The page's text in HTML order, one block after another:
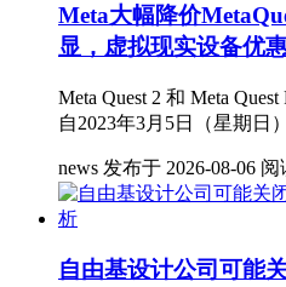
Meta大幅降价
显，虚拟现实设备优
Meta Quest 2 和 Meta
自2023年3月5日（星期日
news 发布于 2026-08-06 阅
自由基设计公司可能